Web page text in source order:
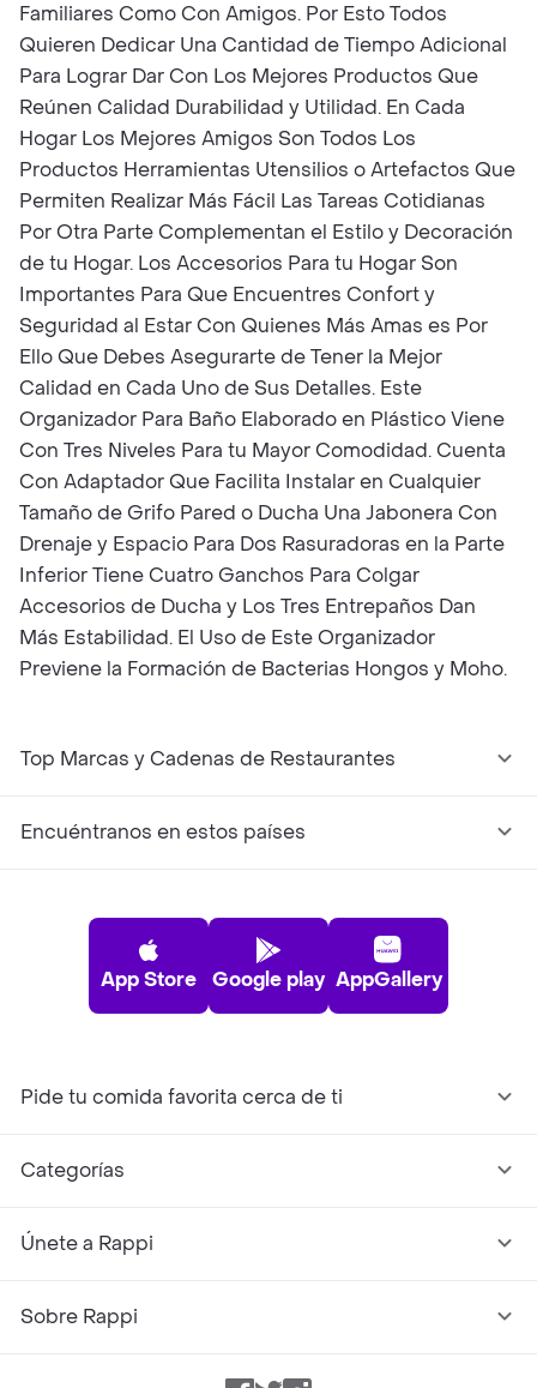
Familiares Como Con Amigos. Por Esto Todos
Quieren Dedicar Una Cantidad de Tiempo Adicional
Para Lograr Dar Con Los Mejores Productos Que
Reúnen Calidad Durabilidad y Utilidad. En Cada
Hogar Los Mejores Amigos Son Todos Los
Productos Herramientas Utensilios o Artefactos Que
Permiten Realizar Más Fácil Las Tareas Cotidianas
Por Otra Parte Complementan el Estilo y Decoración
de tu Hogar. Los Accesorios Para tu Hogar Son
Importantes Para Que Encuentres Confort y
Seguridad al Estar Con Quienes Más Amas es Por
Ello Que Debes Asegurarte de Tener la Mejor
Calidad en Cada Uno de Sus Detalles. Este
Organizador Para Baño Elaborado en Plástico Viene
Con Tres Niveles Para tu Mayor Comodidad. Cuenta
Con Adaptador Que Facilita Instalar en Cualquier
Tamaño de Grifo Pared o Ducha Una Jabonera Con
Drenaje y Espacio Para Dos Rasuradoras en la Parte
Inferior Tiene Cuatro Ganchos Para Colgar
Accesorios de Ducha y Los Tres Entrepaños Dan
Más Estabilidad. El Uso de Este Organizador
Previene la Formación de Bacterias Hongos y Moho.
Top Marcas y Cadenas de Restaurantes
Encuéntranos en estos países
App Store Google play AppGallery
Pide tu comida favorita cerca de ti
Categorías
Únete a Rappi
Sobre Rappi